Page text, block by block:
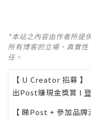
*本站之內容由作者所提
所有博客的立場、真實
任。
【 U Creator 招募 】
出Post賺現金獎賞 l
【 睇Post + 參加品牌